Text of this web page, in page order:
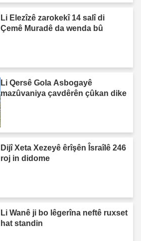
Li Elezîzê zarokekî 14 salî di
Çemê Muradê da wenda bû
Li Qersê Gola Asbogayê
mazûvaniya çavdêrên çûkan dike
Dijî Xeta Xezeyê êrîşên Îsraîlê 246
roj in didome
Li Wanê ji bo lêgerîna neftê ruxset
hat standin